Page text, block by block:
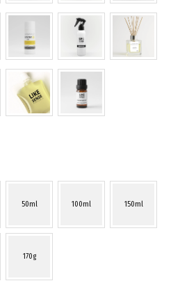
50ml 100ml 150ml
170g